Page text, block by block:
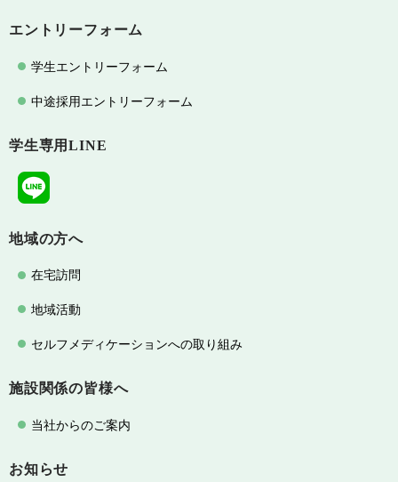
エントリーフォーム
学生エントリーフォーム
中途採用エントリーフォーム
学生専用LINE
地域の方へ
在宅訪問
地域活動
セルフメディケーションへの取り組み
施設関係の皆様へ
当社からのご案内
お知らせ